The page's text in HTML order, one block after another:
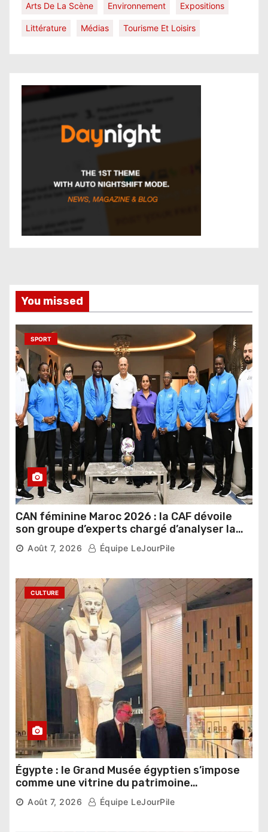
Arts De La Scène Environnement Expositions
Littérature Médias Tourisme Et Loisirs
You missed
SPORT
CAN féminine Maroc 2026 : la CAF dévoile
son groupe d’experts chargé d’analyser la
compétition
Août 7, 2026 Équipe LeJourPile
CULTURE
Égypte : le Grand Musée égyptien s’impose
comme une vitrine du patrimoine
pharaonique auprès des dirigeants
étrangers
Août 7, 2026 Équipe LeJourPile